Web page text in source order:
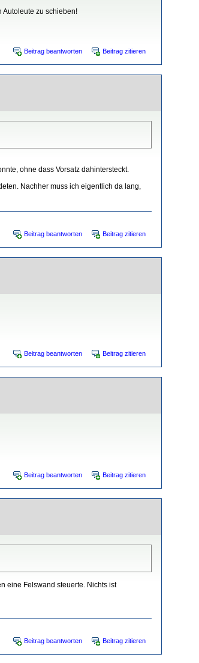
Autoleute zu schieben!
Beitrag beantworten Beitrag zitieren
ohne dass Vorsatz dahintersteckt.
Nachher muss ich eigentlich da lang,
Beitrag beantworten Beitrag zitieren
Beitrag beantworten Beitrag zitieren
Beitrag beantworten Beitrag zitieren
eine Felswand steuerte. Nichts ist
Beitrag beantworten Beitrag zitieren